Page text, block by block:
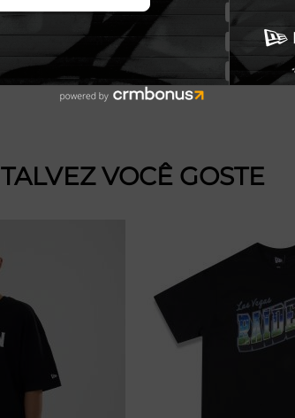
TALVEZ VOCÊ GOSTE